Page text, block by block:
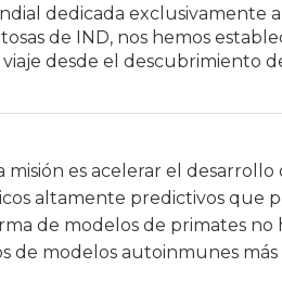
dedicada exclusivamente
de IND, nos hemos
desde el descubrimiento
misión es acelerar el
altamente predictivos que
de modelos de primates
de modelos autoinmunes